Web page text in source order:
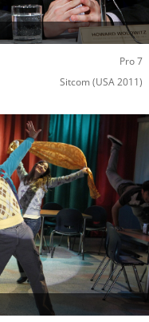
Pro 7
Sitcom (USA 2011)